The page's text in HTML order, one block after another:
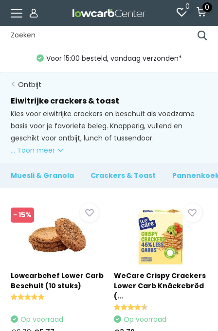
0 0
Voor 15:00 besteld, vandaag verzonden*
Ontbijt
Eiwitrijke crackers & toast
Kies voor eiwitrijke crackers en beschuit als voedzame
basis voor je favoriete beleg. Knapperig, vullend en
geschikt voor ontbijt, lunch of tussendoor.
... Toon meer
Muesli & Granola Crackers & Toast
- 15%
Lowcarbchef Lower Carb
Beschuit (10 stuks)
Op voorraad
WeCare Crispy Crackers
Lower Carb Knäckebröd
(...
Op voorraad